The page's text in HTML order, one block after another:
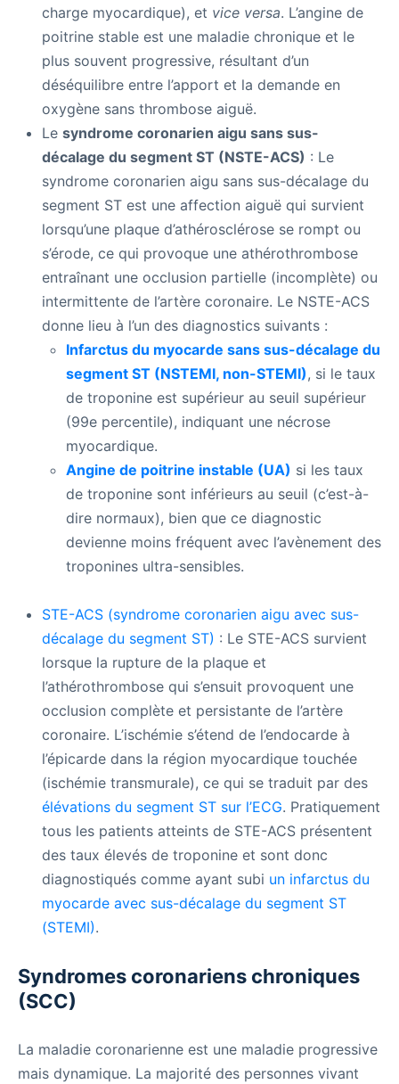
charge myocardique), et vice versa. L’angine de
poitrine stable est une maladie chronique et le
plus souvent progressive, résultant d’un
déséquilibre entre l’apport et la demande en
oxygène sans thrombose aiguë.
Le syndrome coronarien aigu sans sus-
décalage du segment ST (NSTE-ACS) : Le
syndrome coronarien aigu sans sus-décalage du
segment ST est une affection aiguë qui survient
lorsqu’une plaque d’athérosclérose se rompt ou
s’érode, ce qui provoque une athérothrombose
entraînant une occlusion partielle (incomplète) ou
intermittente de l’artère coronaire. Le NSTE-ACS
donne lieu à l’un des diagnostics suivants :
Infarctus du myocarde sans sus-décalage du
segment ST (NSTEMI, non-STEMI), si le taux
de troponine est supérieur au seuil supérieur
(99e percentile), indiquant une nécrose
myocardique.
Angine de poitrine instable (UA) si les taux
de troponine sont inférieurs au seuil (c’est-à-
dire normaux), bien que ce diagnostic
devienne moins fréquent avec l’avènement des
troponines ultra-sensibles.
STE-ACS (syndrome coronarien aigu avec sus-
décalage du segment ST) : Le STE-ACS survient
lorsque la rupture de la plaque et
l’athérothrombose qui s’ensuit provoquent une
occlusion complète et persistante de l’artère
coronaire. L’ischémie s’étend de l’endocarde à
l’épicarde dans la région myocardique touchée
(ischémie transmurale), ce qui se traduit par des
élévations du segment ST sur l’ECG. Pratiquement
tous les patients atteints de STE-ACS présentent
des taux élevés de troponine et sont donc
diagnostiqués comme ayant subi un infarctus du
myocarde avec sus-décalage du segment ST
(STEMI).
Syndromes coronariens chroniques
(SCC)
La maladie coronarienne est une maladie progressive
mais dynamique. La majorité des personnes vivant